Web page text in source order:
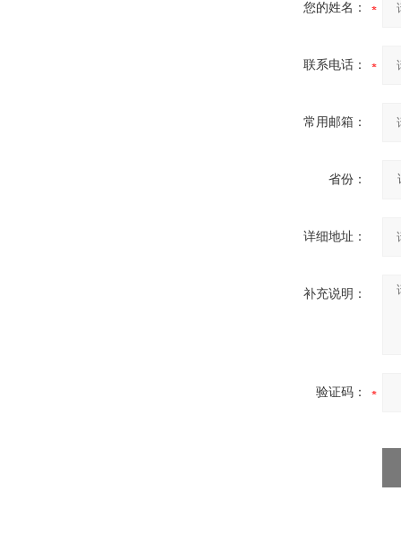
您的姓名：
联系电话：
常用邮箱：
省份：
详细地址：
补充说明：
验证码：